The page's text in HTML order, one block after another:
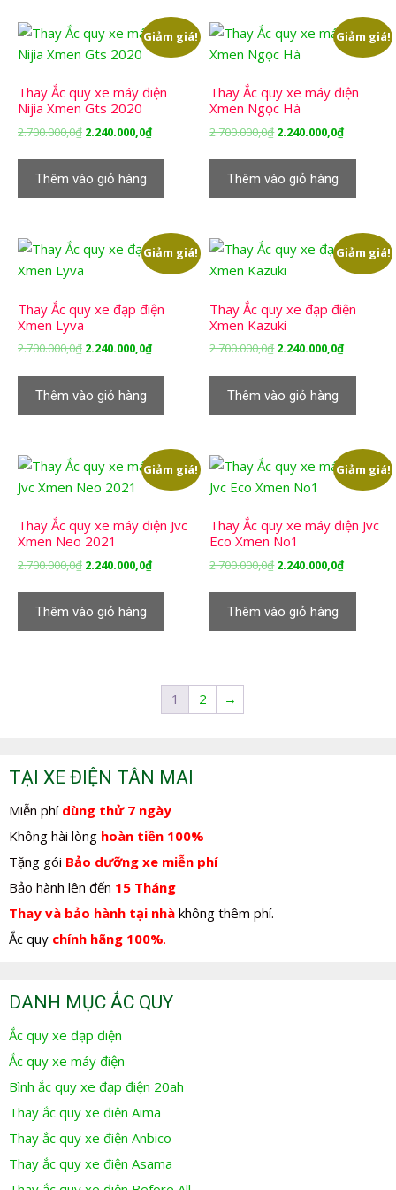
Giảm giá!
Thay Ắc quy xe máy điện
Nijia Xmen Gts 2020
2.700.000,0₫ Giá
2.700.000,0₫.
2.240.000,0₫Giá
2.240.000,0₫.
Thêm vào giỏ hàng
Giảm giá!
Thay Ắc quy xe máy điện
Xmen Ngọc Hà
2.700.000,0₫ Giá
2.700.000,0₫.
2.240.000,0₫Giá
Thêm vào giỏ hàng
Giảm giá!
Thay Ắc quy xe đạp điện
Xmen Lyva
2.700.000,0₫ Giá
2.700.000,0₫.
2.240.000,0₫Giá
2.240.000,0₫.
Thêm vào giỏ hàng
Giảm giá!
Thay Ắc quy xe đạp điện
Xmen Kazuki
2.700.000,0₫ Giá
2.700.000,0₫.
2.240.000,0₫Giá
Thêm vào giỏ hàng
Giảm giá!
Thay Ắc quy xe máy điện Jvc
Xmen Neo 2021
2.700.000,0₫ Giá
2.700.000,0₫.
2.240.000,0₫Giá
2.240.000,0₫.
Thêm vào giỏ hàng
Giảm giá!
Thay Ắc quy xe máy điện Jvc
Eco Xmen No1
2.700.000,0₫ Giá
2.700.000,0₫.
2.240.000,0₫Giá
Thêm vào giỏ hàng
1 2 →
TẠI XE ĐIỆN TÂN MAI
Miễn phí dùng thử 7 ngày
Không hài lòng hoàn tiền 100%
Tặng gói Bảo dưỡng xe miễn phí
Bảo hành lên đến 15 Tháng
Thay và bảo hành tại nhà không thêm phí.
Ắc quy chính hãng 100%.
DANH MỤC ẮC QUY
Ắc quy xe đạp điện
Ắc quy xe máy điện
Bình ắc quy xe đạp điện 20ah
Thay ắc quy xe điện Aima
Thay ắc quy xe điện Anbico
Thay ắc quy xe điện Asama